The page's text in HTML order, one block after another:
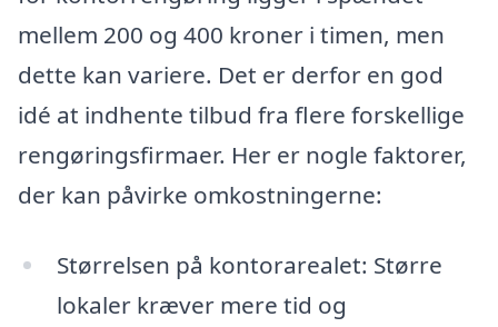
mellem 200 og 400 kroner i timen, men
dette kan variere. Det er derfor en god
idé at indhente tilbud fra flere forskellige
rengøringsfirmaer. Her er nogle faktorer,
der kan påvirke omkostningerne:
Størrelsen på kontorarealet: Større
lokaler kræver mere tid og